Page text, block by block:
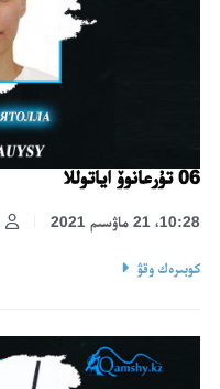
06 تۇرعانوۆ اياتوللا
10:28، 21 ماۋسىم 2021
كوبىرەك وقۋ